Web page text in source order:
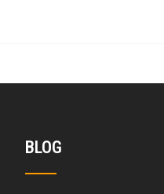
BLOG